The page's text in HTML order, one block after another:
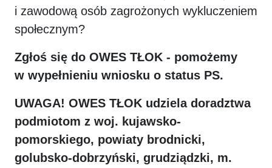
i zawodową osób zagrożonych wykluczeniem
społecznym?
Zgłoś się do OWES TŁOK - pomożemy
w wypełnieniu wniosku o status PS.
UWAGA! OWES TŁOK udziela doradztwa
podmiotom z woj. kujawsko-
pomorskiego, powiaty brodnicki,
golubsko-dobrzyński, grudziądzki, m.